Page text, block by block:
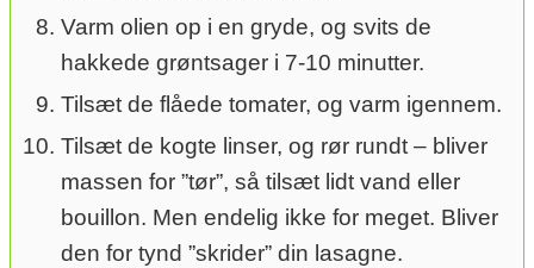
Varm olien op i en gryde, og svits de
hakkede grøntsager i 7-10 minutter.
Tilsæt de flåede tomater, og varm igennem.
Tilsæt de kogte linser, og rør rundt – bliver
massen for ”tør”, så tilsæt lidt vand eller
bouillon. Men endelig ikke for meget. Bliver
den for tynd ”skrider” din lasagne.